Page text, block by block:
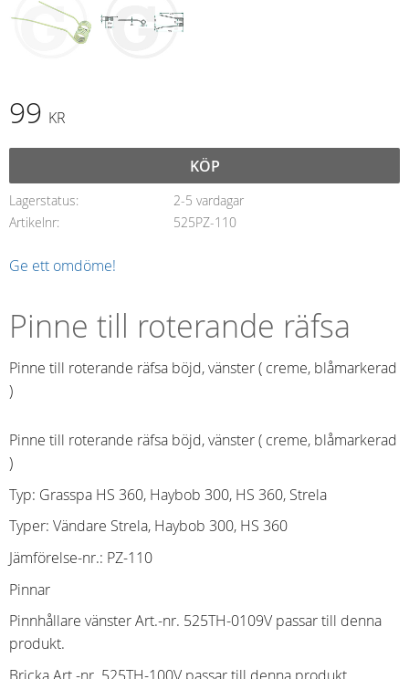
99 KR
KÖP
Lagerstatus
2-5 vardagar
Artikelnr
525PZ-110
Ge ett omdöme!
Pinne till roterande räfsa
Pinne till roterande räfsa böjd, vänster ( creme, blåmarkerad
)
Pinne till roterande räfsa böjd, vänster ( creme, blåmarkerad
)
Typ: Grasspa HS 360, Haybob 300, HS 360, Strela
Typer: Vändare Strela, Haybob 300, HS 360
Jämförelse-nr.: PZ-110
Pinnar
Pinnhållare vänster Art.-nr. 525TH-0109V passar till denna
produkt.